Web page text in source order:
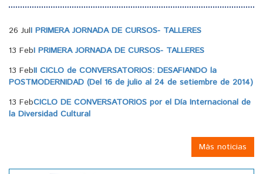
26 JulI PRIMERA JORNADA DE CURSOS- TALLERES
13 FebI PRIMERA JORNADA DE CURSOS- TALLERES
13 FebII CICLO de CONVERSATORIOS: DESAFIANDO la
POSTMODERNIDAD (Del 16 de julio al 24 de setiembre de 2014)
13 FebCICLO DE CONVERSATORIOS por el Día Internacional de
la Diversidad Cultural
Más noticias